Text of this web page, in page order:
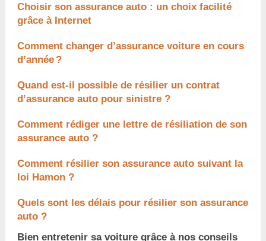
Choisir son assurance auto : un choix facilité
grâce à Internet
Comment changer d’assurance voiture en cours
d’année ?
Quand est-il possible de résilier un contrat
d’assurance auto pour sinistre ?
Comment rédiger une lettre de résiliation de son
assurance auto ?
Comment résilier son assurance auto suivant la
loi Hamon ?
Quels sont les délais pour résilier son assurance
auto ?
Bien entretenir sa voiture grâce à nos conseils